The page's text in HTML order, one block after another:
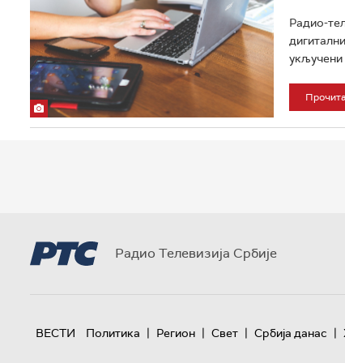
Радио-
укључени
Радио Телевизија Србије
ВЕСТИ Политика | Регион | Свет | Србија данас |